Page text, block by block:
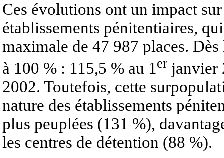
Ces évolutions ont un impact
établissements pénitentiaires,
maximale de 47 987 places.
à 100 % : 115,5 % au 1 er janvier
2002. Toutefois, cette
nature des établissements
plus peuplées (131 %),
les centres de détention (88 %).